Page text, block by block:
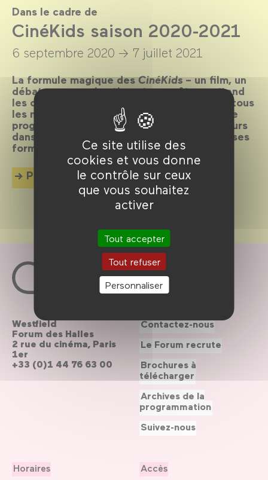
Ce site utilise des
cookies et vous donne
le contrôle sur ceux
que vous souhaitez
activer
Tout accepter
Tout refuser
Personnaliser
Dans le cadre de
CinéKids saison 2020-2021
6 septembre 2020 → 7 juillet 2021
La formule magique desCinéKids– un film, un
débat ou une animation et un goûter – attend
les cinéphiles en herbe de 18 mois à 8 ans tous
les mercredis et dimanches après-midi ! Une
programmation joyeuse et ludique et toujours
dans la découverte du cinéma dans toutes ses
formes.
Plus d'info
Westfield
Forum des Halles
2 rue du cinéma, Paris
1er
+33 (0)1 44 76 63 00
Horaires Accès
Contactez-nous
Le Forum recrute
Brochures à
télécharger
Archives de la
programmation
Suivez-nous